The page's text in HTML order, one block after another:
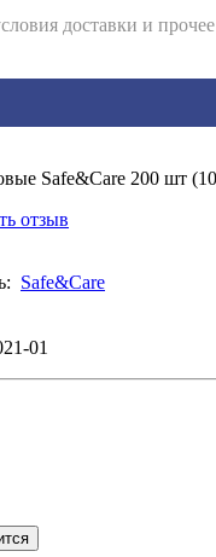
доставки и прочее
отзыв
Safe&Care
01